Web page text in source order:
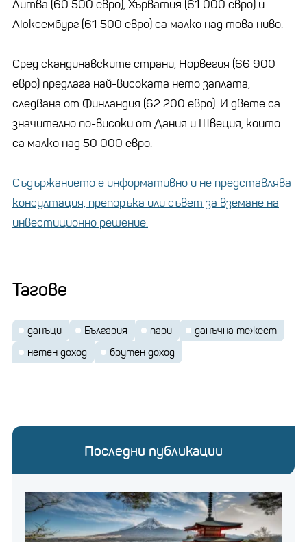
Литва (60 500 евро), Хърватия (61 000 евро) и
Люксембург (61 500 евро) са малко над това ниво.
Сред скандинавските страни, Норвегия (66 900
евро) предлага най-високата нето заплата,
следвана от Финландия (62 200 евро). И двете са
значително по-високи от Дания и Швеция, които
са малко над 50 000 евро.
Съдържанието е информативно и не представлява
консултация, препоръка или съвет за вземане на
инвестиционно решение.
Тагове
данъци България пари
данъчна тежест
нетен доход
брутен доход
Последни публикации